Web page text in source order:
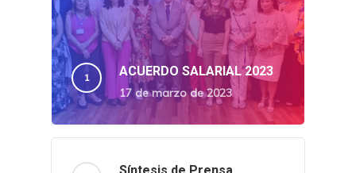
ACUERDO SALARIAL 2023
17 de marzo de 2023